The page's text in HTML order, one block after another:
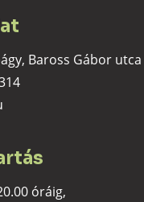
Baross Gábor utca
óráig,